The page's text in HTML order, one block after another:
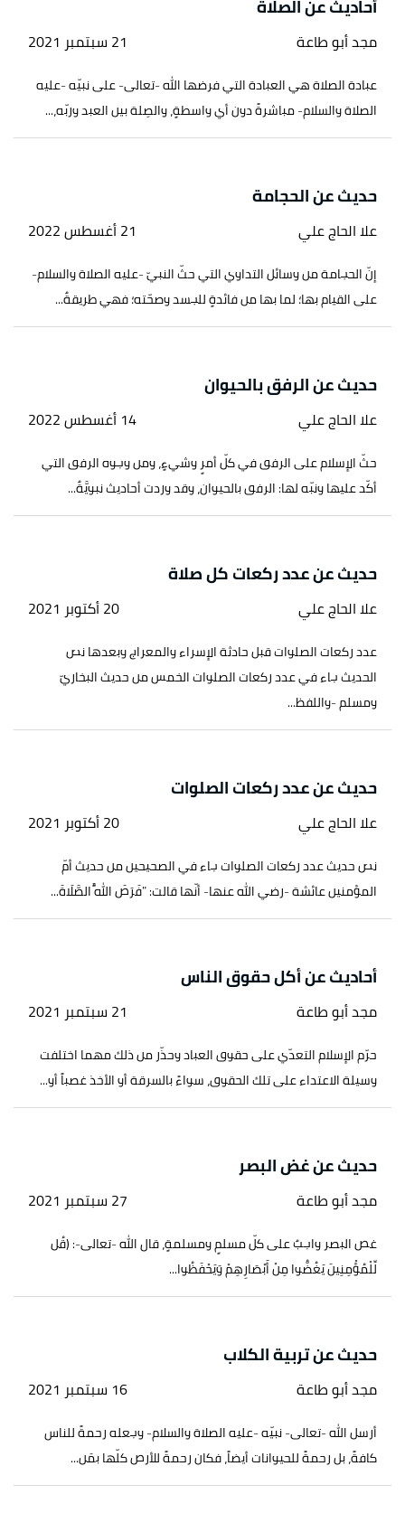
أحاديث عن الصلاة
مجد أبو طاعة 21 سبتمبر 2021
عبادة الصلاة هي العبادة التي فرضها الله -تعالى- على نبيّه -عليه
الصلاة والسلام- مباشرةً دون أي واسطةٍ، والصِلة بين العبد وربّه،...
حديث عن الحجامة
علا الحاج علي 21 أغسطس 2022
إنّ الحجامة من وسائل التداوي التي حثّ النبيّ -عليه الصلاة والسلام-
على القيام بها؛ لما بها من فائدةٍ للجسد وصحّته؛ فهي طريقةٌ...
حديث عن الرفق بالحيوان
علا الحاج علي 14 أغسطس 2022
حثّ الإسلام على الرفق في كلّ أمرٍ وشيءٍ، ومن وجوه الرفق التي
أكّد عليها ونبّه لها: الرفق بالحيوان، وقد وردت أحاديث نبويَّةٌ...
حديث عن عدد ركعات كل صلاة
علا الحاج علي 20 أكتوبر 2021
عدد ركعات الصلوات قبل حادثة الإسراء والمعراج وبعدها نص
الحديث جاء في عدد ركعات الصلوات الخمس من حديث البخاريّ
ومسلم -واللفظ...
حديث عن عدد ركعات الصلوات
علا الحاج علي 20 أكتوبر 2021
نص حديث عدد ركعات الصلوات جاء في الصحيحين من حديث أمّ
المؤمنين عائشة -رضي الله عنها- أنّها قالت: "فَرَضَ اللَّهُ الصَّلَاةَ...
أحاديث عن أكل حقوق الناس
مجد أبو طاعة 21 سبتمبر 2021
حرّم الإسلام التعدّي على حقوق العباد وحذّر من ذلك مهما اختلفت
وسيلة الاعتداء على تلك الحقوق، سواءً بالسرقة أو الأخذ غصباً أو...
حديث عن غض البصر
مجد أبو طاعة 27 سبتمبر 2021
غض البصر واجبٌ على كلّ مسلمٍ ومسلمةٍ، قال الله -تعالى-: (قُل
لِّلْمُؤْمِنِينَ يَغُضُّوا مِنْ أَبْصَارِهِمْ وَيَحْفَظُوا...
حديث عن تربية الكلاب
مجد أبو طاعة 16 سبتمبر 2021
أرسل الله -تعالى- نبيّه -عليه الصلاة والسلام- وجعله رحمةً للناس
كافةً، بل رحمةً للحيوانات أيضاً، فكان رحمةً للأرض كلّها بمَن...